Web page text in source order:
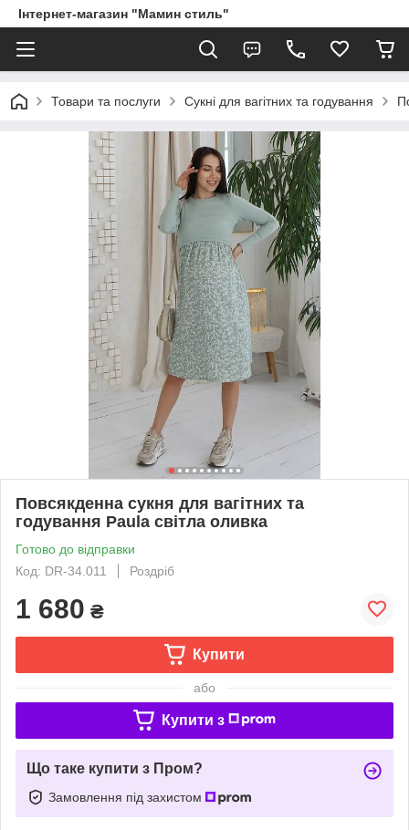
Інтернет-магазин "Мамин стиль"
Товари та послуги Сукні для вагітних та годування
Повсякденна сукня для вагітних та
годування Paula світла оливка
Готово до відправки
Код: DR-34.011
Роздріб
1 680 ₴
Купити
або
Купити з
Що таке купити з Пром?
Замовлення під захистом